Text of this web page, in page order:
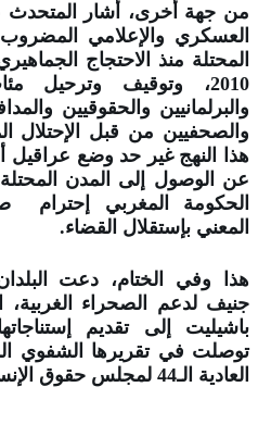
من جهة أخرى، أشار المتحدث
العسكري والإعلامي
المحتلة منذ الاحتجاج
2010، وتوقيف وترحيل
والبرلمانيين والحقوقيين
والصحفيين من قبل الإحتلال
هذا النهج غير حد وضع عراقيل
عن الوصول إلى المدن
الحكومة المغربي إحترام
المعني بإستقلال القضاء.
هذا وفي الختام، دعت
جنيف لدعم الصحراء
باشيليت إلى تقديم
توصلت في تقريرها الشفوي
العادية الـ44 لمجلس حقوق الإنسان شهر يونيو القادم.